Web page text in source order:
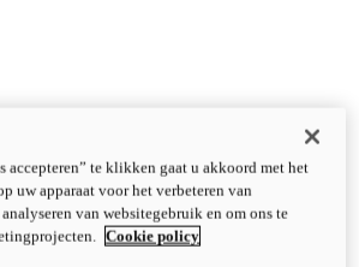
accepteren” te klikken gaat u akkoord met het
uw apparaat voor het verbeteren van
van websitegebruik en om ons te
Cookie policy